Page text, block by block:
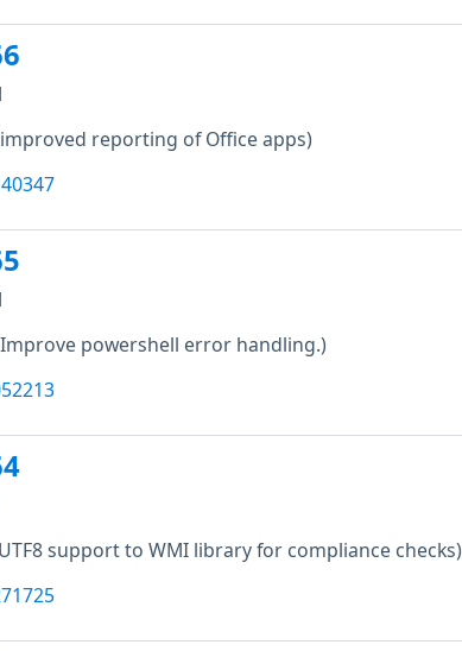
reporting of Office apps)
powershell error handling.)
support to WMI library for compliance checks)